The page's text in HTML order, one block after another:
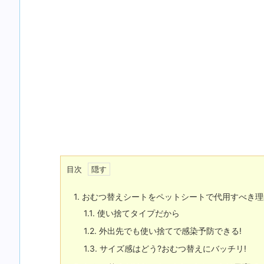
目次
1. おむつ替えシートをペットシートで代用すべき
1.1. 使い捨てタイプだから
1.2. 外出先でも使い捨てで感染予防できる!
1.3. サイズ感はどう?おむつ替えにバッチリ!